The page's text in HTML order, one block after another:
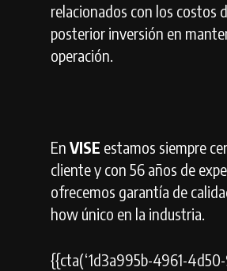
relacionados con los costos
posterior inversión en
operación.
En VISE estamos siempre
cliente y con 56 años de
ofrecemos garantía de
how único en la industria.
{{cta(‘1d3a995b-4961-